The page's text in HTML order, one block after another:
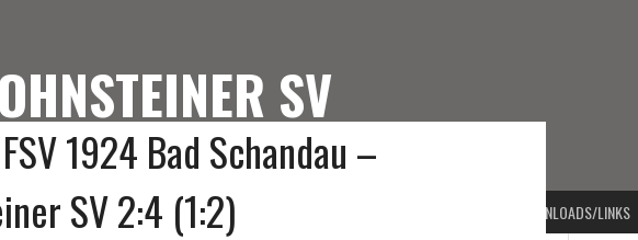
SV
DES HOHNSTEINER SV
KEGELN SONSTIGE SPORTARTEN VORSTAND DOWNLOADS/LINKS
1924 Bad Schandau –
SV 2:4 (1:2)